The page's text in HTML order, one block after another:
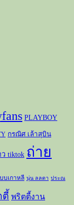
PLAYBOY
กรณิศ เล้าสุบิน
ว tiktok ถ่าย
บเกาหลี นุ่น ลลดา ประณ
ตี้ พริตตี้งาน